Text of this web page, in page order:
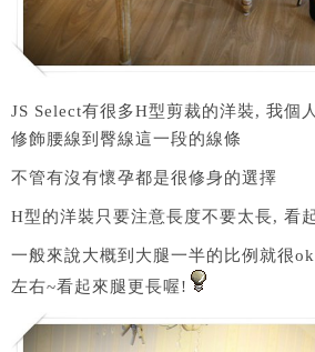
JS Select有很多H型剪裁的洋裝, 我個
修飾腰線到臀線這一段的線條
不管有沒有懷孕都是很修身的選擇
H型的洋裝只要注意長度不要太長, 看
一般來說大概到大腿一半的比例就很
左右~看起來腿更長喔!